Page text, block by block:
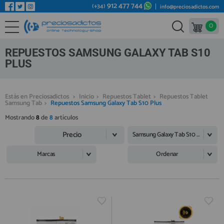
REPUESTOS MÓVILES
REPUESTOS TABLET
REPUESTOS RELOJES INTELIGENTES
REPUESTOS MACBOOK
REPUESTOS OTROS DISPOSITIVOS
REPUESTOS PORTÁTILES
HERRAMIENTAS REPARACIÓN
MÓVILES REACONDICIONADOS
Bienvenid@ otra vez
YA SOY CLIENTE
Regístrate en un momento
(+34) 912 477 744 info@preciosadictos.com
0
REPUESTOS SAMSUNG GALAXY TAB S10
PLUS
Estás en Preciosadictos > Inicio > Repuestos Tablet > Repuestos Tablet
Samsung Tab > Repuestos Samsung Galaxy Tab S10 Plus
Mostrando8de8artículos
Precio
Samsung Galaxy Tab S10 Plus
Marcas
Ordenar